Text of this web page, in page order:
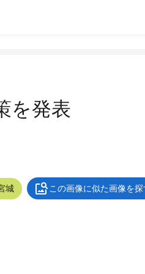
を発表
城 この画像に似た画像を探